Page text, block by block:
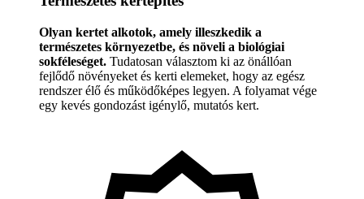
Olyan kertet alkotok, amely illeszkedik a
természetes környezetbe, és növeli a biológiai
sokféleséget. Tudatosan választom ki az önállóan
fejlődő növényeket és kerti elemeket, hogy az egész
rendszer élő és működőképes legyen. A folyamat vége
egy kevés gondozást igénylő, mutatós kert.